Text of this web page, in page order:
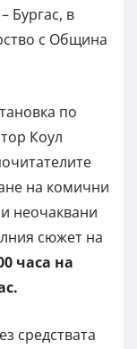
Бургас, в
с Община
по
Коул
на комични
неочаквани
сюжет на
часа на
средствата